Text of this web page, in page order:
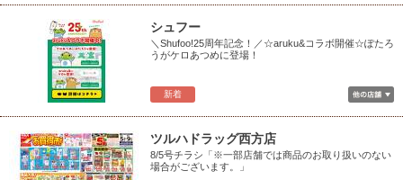
新着
シュフー
＼Shufoo!25周年記念！／☆aruku&コラボ開催☆ぽたろ
うがケロあつめに登場！
ツルハドラッグ西方店
8/5号チラシ「※一部店舗では商品のお取り扱いのない
場合がございます。」